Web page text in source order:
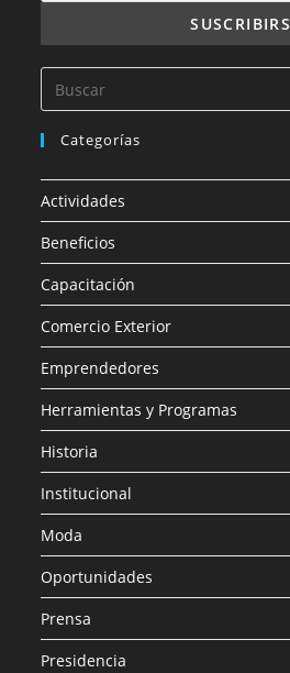
Categorías
Actividades
Beneficios
Capacitación
Comercio Exterior
Emprendedores
Herramientas y Programas
Historia
Institucional
Moda
Oportunidades
Prensa
Presidencia